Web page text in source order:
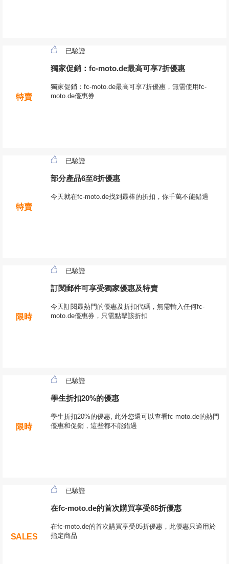
特賣
已驗證
獨家促銷：fc-moto.de最高可享7折優惠
獨家促銷：fc-moto.de最高可享7折優惠，無需使用fc-
moto.de優惠券
特賣
已驗證
部分產品6至8折優惠
今天就在fc-moto.de找到最棒的折扣，你千萬不能錯過
限時
已驗證
訂閱郵件可享受獨家優惠及特賣
今天訂閱最熱門的優惠及折扣代碼，無需輸入任何fc-
moto.de優惠券，只需點擊該折扣
限時
已驗證
學生折扣20%的優惠
學生折扣20%的優惠, 此外您還可以查看fc-moto.de的熱門
優惠和促銷，這些都不能錯過
SALES
已驗證
在fc-moto.de的首次購買享受85折優惠
在fc-moto.de的首次購買享受85折優惠，此優惠只適用於
指定商品